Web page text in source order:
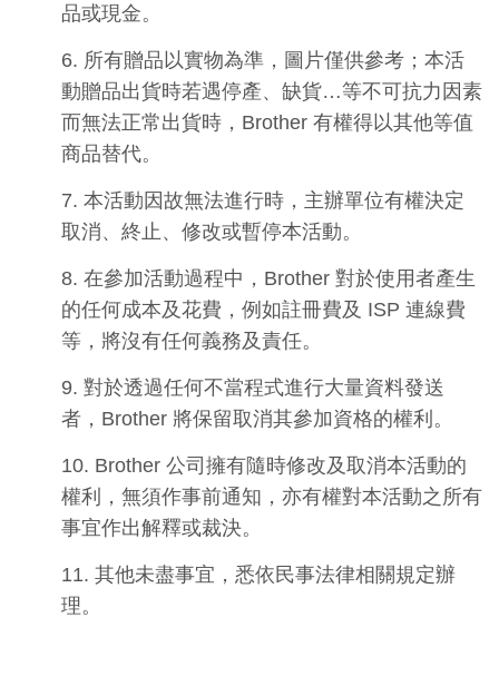
品或現金。
6. 所有贈品以實物為準，圖片僅供參考；本活
動贈品出貨時若遇停產、缺貨…等不可抗力因素
而無法正常出貨時， Brother 有權得以其他等值
商品替代。
7. 本活動因故無法進行時，主辦單位有權決定
取消、終止、修改或暫停本活動。
8. 在參加活動過程中， Brother 對於使用者產生
的任何成本及花費，例如註冊費及 ISP 連線費
等，將沒有任何義務及責任。
9. 對於透過任何不當程式進行大量資料發送
者， Brother 將保留取消其參加資格的權利。
10. Brother 公司擁有隨時修改及取消本活動的
權利，無須作事前通知，亦有權對本活動之所有
事宜作出解釋或裁決。
11. 其他未盡事宜，悉依民事法律相關規定辦
理。